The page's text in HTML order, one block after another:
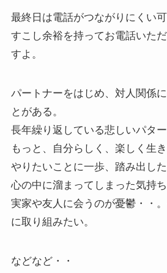
最終日は電話がつながりにくい
すこし余裕を持ってお電話いた
すよ。
パートナーをはじめ、対人関係
とがある。
長年繰り返している悲しいパター
もっと、自分らしく、楽しく生き
やりたいことに一歩、踏み出した
心の中に溜まってしまった気持ち
実家や友人に会うのが憂鬱・・
に取り組みたい。
などなど・・